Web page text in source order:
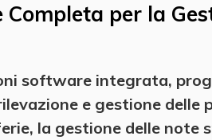
Completa per la
software integrata,
e gestione delle
la gestione delle note